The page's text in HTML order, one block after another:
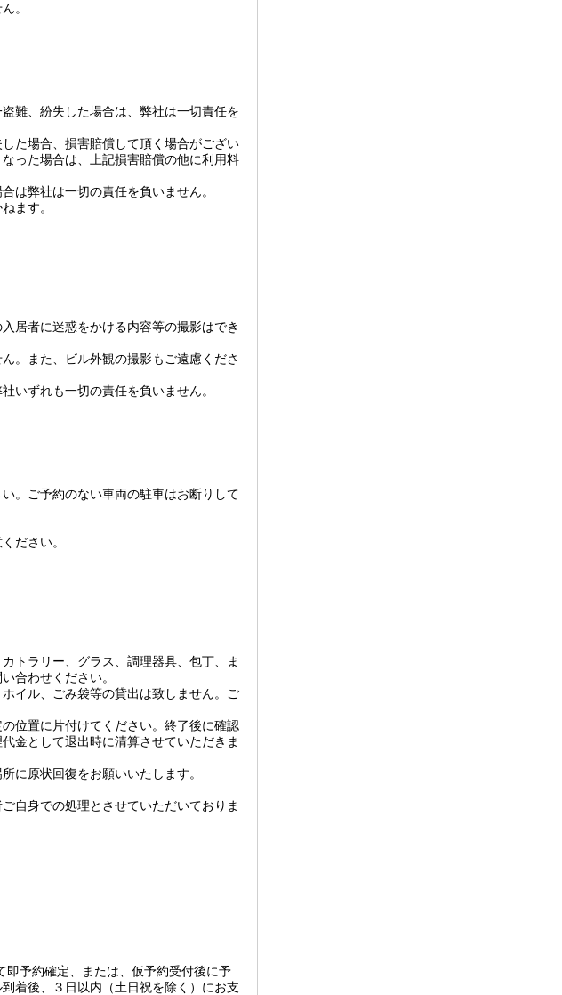
。
難、紛失した場合は、弊社は一切責任を
た場合、損害賠償して頂く場合がござい
った場合は、上記損害賠償の他に利用料
は弊社は一切の責任を負いません。
ます。
居者に迷惑をかける内容等の撮影はでき
。また、ビル外観の撮影もご遠慮くださ
いずれも一切の責任を負いません。
。ご予約のない車両の駐車はお断りして
ださい。
トラリー、グラス、調理器具、包丁、ま
合わせください。
イル、ごみ袋等の貸出は致しません。ご
位置に片付けてください。終了後に確認
金として退出時に清算させていただきま
に原状回復をお願いいたします。
自身での処理とさせていただいておりま
予約確定、または、仮予約受付後に予
着後、３日以内（土日祝を除く）にお支